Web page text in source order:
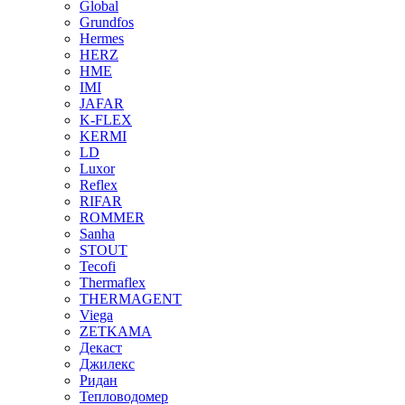
Global
Grundfos
Hermes
HERZ
HME
IMI
JAFAR
K-FLEX
KERMI
LD
Luxor
Reflex
RIFAR
ROMMER
Sanha
STOUT
Tecofi
Thermaflex
THERMAGENT
Viega
ZETKAMA
Декаст
Джилекс
Ридан
Тепловодомер